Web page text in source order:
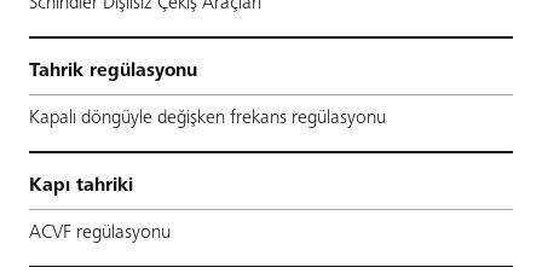
Tahrik regülasyonu
Kapalı döngüyle değişken frekans regülasyonu
Kapı tahriki
ACVF regülasyonu